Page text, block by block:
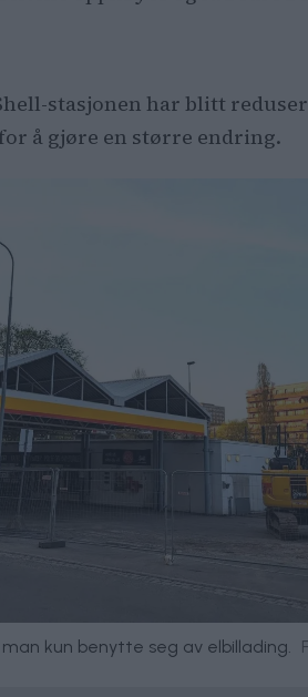
stasjonen har blitt
å gjøre en større endring.
kun benytte seg av elbillading.